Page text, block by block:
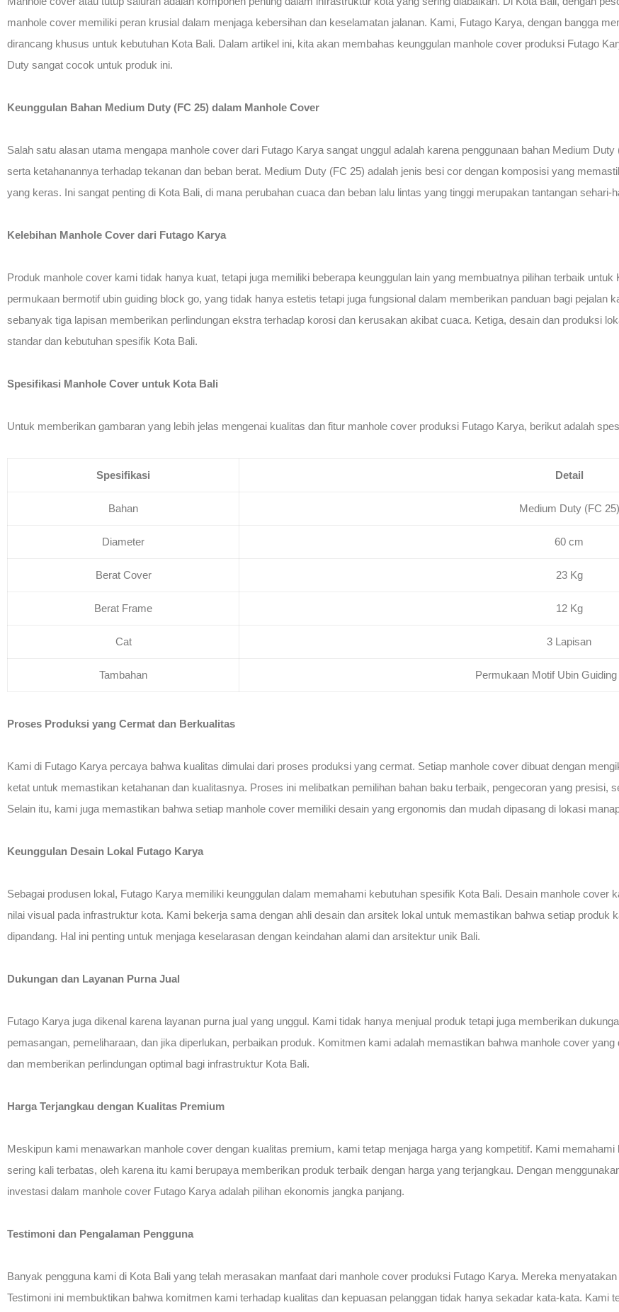
manhole cover memiliki peran krusial dalam menjaga kebersihan dan keselamatan jalanan. Kami, Futago Karya, dengan bangga
dirancang khusus untuk kebutuhan Kota Bali. Dalam artikel ini, kita akan membahas keunggulan manhole cover produksi Futago
Duty sangat cocok untuk produk ini.
Keunggulan Bahan Medium Duty (FC 25) dalam Manhole Cover
Salah satu alasan utama mengapa manhole cover dari Futago Karya sangat unggul adalah karena penggunaan bahan Medium
serta ketahanannya terhadap tekanan dan beban berat. Medium Duty (FC 25) adalah jenis besi cor dengan komposisi yang
yang keras. Ini sangat penting di Kota Bali, di mana perubahan cuaca dan beban lalu lintas yang tinggi merupakan tantangan sehari-
Kelebihan Manhole Cover dari Futago Karya
Produk manhole cover kami tidak hanya kuat, tetapi juga memiliki beberapa keunggulan lain yang membuatnya pilihan terbaik
permukaan bermotif ubin guiding block go, yang tidak hanya estetis tetapi juga fungsional dalam memberikan panduan bagi pejalan
sebanyak tiga lapisan memberikan perlindungan ekstra terhadap korosi dan kerusakan akibat cuaca. Ketiga, desain dan produksi
standar dan kebutuhan spesifik Kota Bali.
Spesifikasi Manhole Cover untuk Kota Bali
Untuk memberikan gambaran yang lebih jelas mengenai kualitas dan fitur manhole cover produksi Futago Karya, berikut adalah
Spesifikasi Detail
Bahan Medium Duty (FC 25)
Diameter 60 cm
Berat Cover 23 Kg
Berat Frame 12 Kg
Cat 3 Lapisan
Tambahan Permukaan Motif Ubin
Proses Produksi yang Cermat dan Berkualitas
Kami di Futago Karya percaya bahwa kualitas dimulai dari proses produksi yang cermat. Setiap manhole cover dibuat dengan
ketat untuk memastikan ketahanan dan kualitasnya. Proses ini melibatkan pemilihan bahan baku terbaik, pengecoran yang presisi,
Selain itu, kami juga memastikan bahwa setiap manhole cover memiliki desain yang ergonomis dan mudah dipasang di lokasi
Keunggulan Desain Lokal Futago Karya
Sebagai produsen lokal, Futago Karya memiliki keunggulan dalam memahami kebutuhan spesifik Kota Bali. Desain manhole cover
nilai visual pada infrastruktur kota. Kami bekerja sama dengan ahli desain dan arsitek lokal untuk memastikan bahwa setiap produk
dipandang. Hal ini penting untuk menjaga keselarasan dengan keindahan alami dan arsitektur unik Bali.
Dukungan dan Layanan Purna Jual
Futago Karya juga dikenal karena layanan purna jual yang unggul. Kami tidak hanya menjual produk tetapi juga memberikan
pemasangan, pemeliharaan, dan jika diperlukan, perbaikan produk. Komitmen kami adalah memastikan bahwa manhole cover
dan memberikan perlindungan optimal bagi infrastruktur Kota Bali.
Harga Terjangkau dengan Kualitas Premium
Meskipun kami menawarkan manhole cover dengan kualitas premium, kami tetap menjaga harga yang kompetitif. Kami
sering kali terbatas, oleh karena itu kami berupaya memberikan produk terbaik dengan harga yang terjangkau. Dengan
investasi dalam manhole cover Futago Karya adalah pilihan ekonomis jangka panjang.
Testimoni dan Pengalaman Pengguna
Banyak pengguna kami di Kota Bali yang telah merasakan manfaat dari manhole cover produksi Futago Karya. Mereka
Testimoni ini membuktikan bahwa komitmen kami terhadap kualitas dan kepuasan pelanggan tidak hanya sekadar kata-kata. Kami